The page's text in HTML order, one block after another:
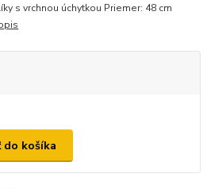
s vrchnou úchytkou Priemer: 48 cm
do košíka